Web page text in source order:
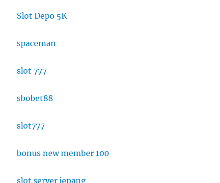
Slot Depo 5K
spaceman
slot 777
sbobet88
slot777
bonus new member 100
slot server jepang